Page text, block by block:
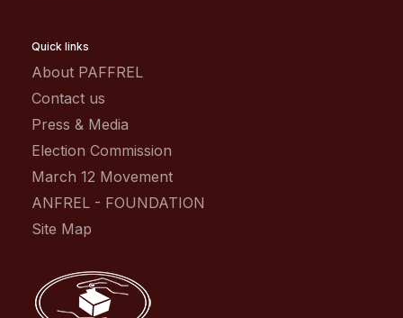
Quick links
About PAFFREL
Contact us
Press & Media
Election Commission
March 12 Movement
ANFREL - FOUNDATION
Site Map